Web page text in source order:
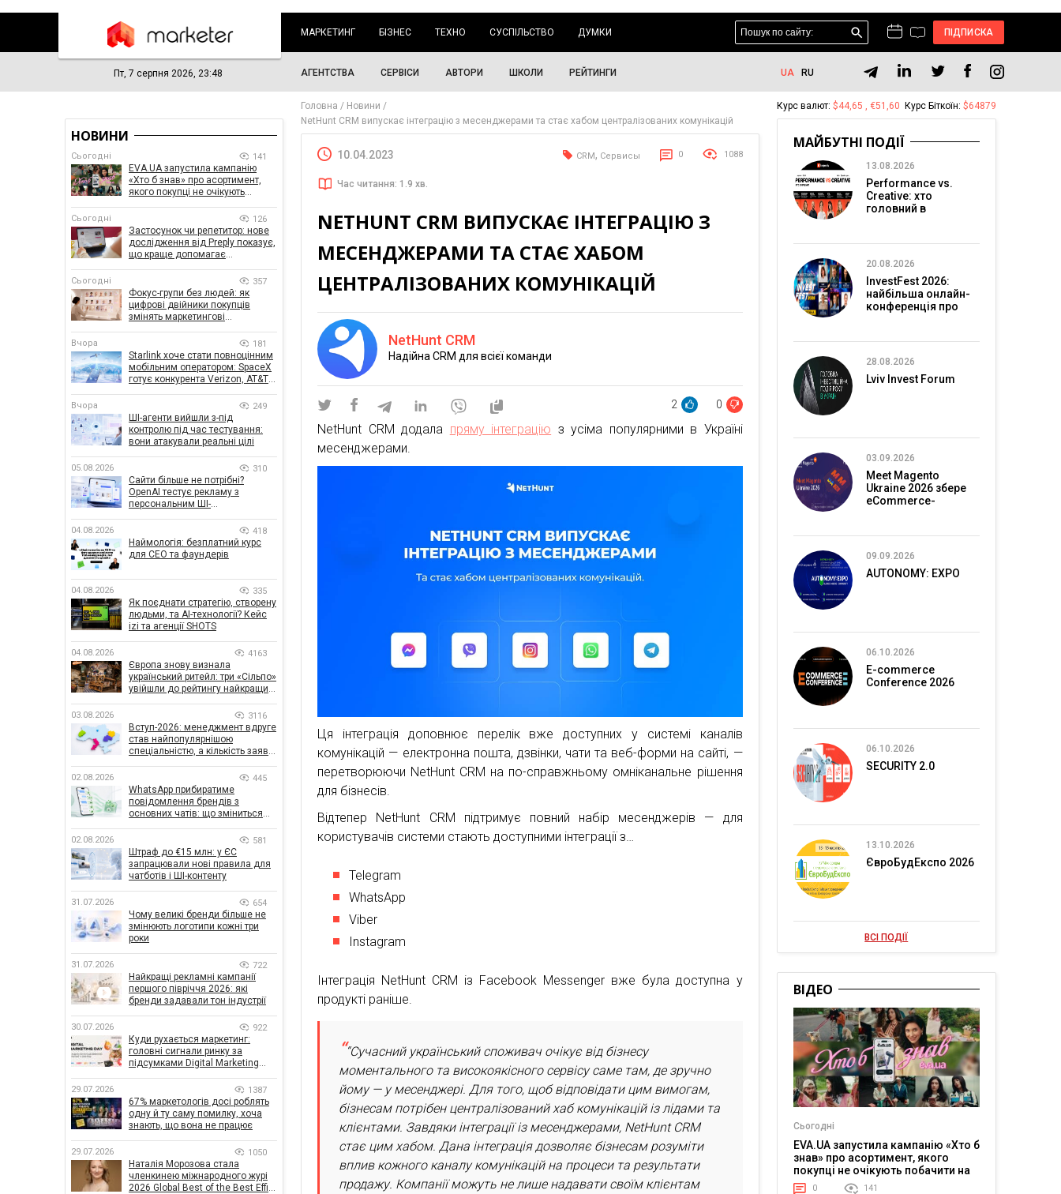
МАРКЕТИНГ БІЗНЕС ТЕХНО СУСПІЛЬСТВО ДУМКИ ПІДПИСКА
Пт, 7 серпня 2026, 23:48 АГЕНТСТВА СЕРВІСИ АВТОРИ ШКОЛИ РЕЙТИНГИ UA RU
Головна
Новини
NetHunt CRM випускає інтеграцію з месенджерами та стає хабом централізованих комунікацій
10.04.2023 CRM, Сервисы 0 1088
Час читання: 1.9 хв.
NETHUNT CRM ВИПУСКАЄ ІНТЕГРАЦІЮ З
МЕСЕНДЖЕРАМИ ТА СТАЄ ХАБОМ
ЦЕНТРАЛІЗОВАНИХ КОМУНІКАЦІЙ
NetHunt CRM
Надійна CRM для всієї команди
2 0
NetHunt CRM додала пряму інтеграцію з усіма популярними в Україні
месенджерами.
Ця інтеграція доповнює перелік вже доступних у системі каналів
комунікацій — електронна пошта, дзвінки, чати та веб-форми на сайті, —
перетворюючи NetHunt CRM на по-справжньому омніканальне рішення
для бізнесів.
Відтепер NetHunt CRM підтримує повний набір месенджерів — для
користувачів системи стають доступними інтеграції з…
Telegram
WhatsApp
Viber
Instagram
Інтеграція NetHunt CRM із Facebook Messenger вже була доступна у
продукті раніше.
“Сучасний український споживач очікує від бізнесу
моментального та високоякісного сервісу саме там, де зручно
йому — у месенджері. Для того, щоб відповідати цим вимогам,
бізнесам потрібен централізований хаб комунікацій із лідами та
клієнтами. Завдяки інтеграції із месенджерами, NetHunt CRM
стає цим хабом. Дана інтеграція дозволяє бізнесам розуміти
вплив кожного каналу комунікацій на процеси та результати
продажу. Компанії можуть не лише надавати своїм клієнтам
НОВИНИ
Сьогодні 141
EVA.UA запустила кампанію
«Хто б знав» про асортимент,
якого покупці не очікують
Сьогодні 126
Застосунок чи репетитор: нове
дослідження від Preply показує,
що краще допомагає
Сьогодні 357
Фокус-групи без людей: як
цифрові двійники покупців
змінять маркетингові
Вчора 181
Starlink хоче стати повноцінним
мобільним оператором: SpaceX
готує конкурента Verizon, AT&T і
Вчора 249
ШІ-агенти вийшли з-під
контролю під час тестування:
вони атакували реальні цілі
05.08.2026 310
Сайти більше не потрібні?
OpenAI тестує рекламу з
персональним ШІ-
04.08.2026 418
Наймологія: безплатний курс
для CEO та фаундерів
04.08.2026 335
Як поєднати стратегію, створену
людьми, та AI-технології? Кейс
izi та агенції SHOTS
04.08.2026 4163
Європа знову визнала
український ритейл: три «Сільпо»
увійшли до рейтингу найкращих
03.08.2026 3116
Вступ-2026: менеджмент вдруге
став найпопулярнішою
спеціальністю, а кількість заяв
02.08.2026 445
WhatsApp прибиратиме
повідомлення брендів з
основних чатів: що зміниться
02.08.2026 581
Штраф до €15 млн: у ЄС
запрацювали нові правила для
чатботів і ШІ-контенту
31.07.2026 654
Чому великі бренди більше не
змінюють логотипи кожні три
роки
31.07.2026 722
Найкращі рекламні кампанії
першого півріччя 2026: які
бренди задавали тон індустрії
30.07.2026 922
Куди рухається маркетинг:
головні сигнали ринку за
підсумками Digital Marketing
29.07.2026 1387
67% маркетологів досі роблять
одну й ту саму помилку, хоча
знають, що вона не працює
29.07.2026 1050
Наталія Морозова стала
членкинею міжнародного журі
2026 Global Best of the Best Effie
Курс валют: $44,65 , €51,60 Курс Біткоїн: $64879
МАЙБУТНІ ПОДІЇ
13.08.2026
Performance vs.
Creative: хто
головний в
20.08.2026
InvestFest 2026:
найбільша онлайн-
конференція про
28.08.2026
Lviv Invest Forum
03.09.2026
Meet Magento
Ukraine 2026 збере
eCommerce-
09.09.2026
AUTONOMY: EXPO
06.10.2026
E-commerce
Conference 2026
06.10.2026
SECURITY 2.0
13.10.2026
ЄвроБудЕкспо 2026
ВСІ ПОДІЇ
ВІДЕО
Сьогодні
EVA.UA запустила кампанію «Хто б
знав» про асортимент, якого
покупці не очікують побачити на
платформі
0 141